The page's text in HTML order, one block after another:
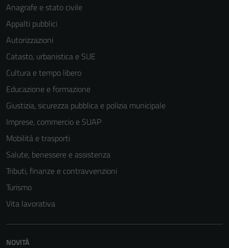
Anagrafe e stato civile
Appalti pubblici
Autorizzazioni
Catasto, urbanistica e SUE
Cultura e tempo libero
Educazione e formazione
Giustizia, sicurezza pubblica e polizia municipale
Imprese, commercio e SUAP
Mobilità e trasporti
Salute, benessere e assistenza
Tributi, finanze e contravvenzioni
Turismo
Vita lavorativa
NOVITÀ
possono